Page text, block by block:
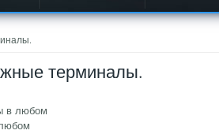
терминалы.
в любом